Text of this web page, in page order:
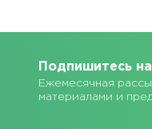
Подпишитесь
Ежемесячная
материалами и